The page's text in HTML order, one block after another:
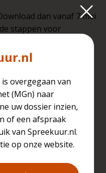
dan vanaf 7 mei
stappen voor
al wel
werken vanaf
kunt u nog gebruik
overgegaan van
(MGn) naar
uw dossier inzien,
of een afspraak
van Spreekuur.nl.
op onze website.